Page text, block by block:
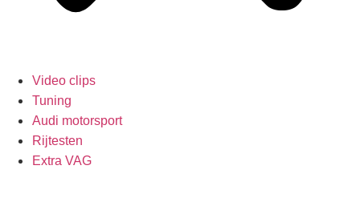
Video clips
Tuning
Audi motorsport
Rijtesten
Extra VAG